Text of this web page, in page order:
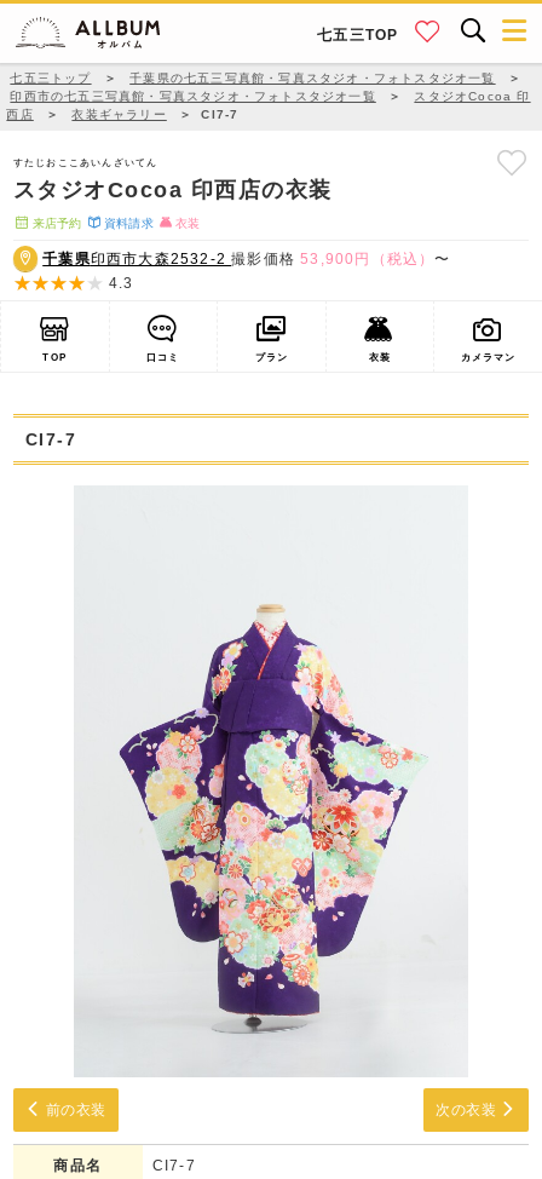
七五三TOP
七五三トップ ＞ 千葉県の七五三写真館・写真スタジオ・フォトスタジオ一覧
＞
印西市の七五三写真館・写真スタジオ・フォトスタジオ一覧
＞
スタジオCocoa 印
西店
＞ 衣装ギャラリー ＞ CI7-7
すたじおここあいんざいてん
スタジオCocoa 印西店の衣装
来店予約 資料請求 衣装
千葉県印西市大森2532-2撮影価格53,900円（税込）〜
4.3
TOP 口コミ プラン 衣装 カメラマン
CI7-7
前の衣装 次の衣装
商品名 CI7-7